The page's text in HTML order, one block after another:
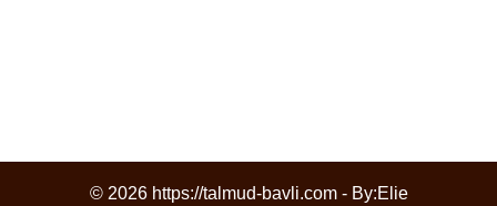
© 2026 https://talmud-bavli.com - By:Elie